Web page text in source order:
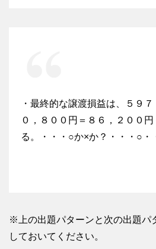
・最終的な譲渡損益は、５９７
０，８００円＝８６，２００
る。・・・○か×か？・・・○・
※上の出題パターンと次の出題パ
しておいてください。